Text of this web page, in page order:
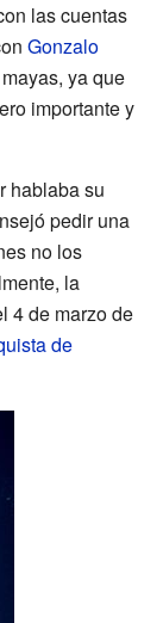
las cuentas
Gonzalo
ya que
importante y
hablaba su
pedir una
no los
la
4 de marzo de
de